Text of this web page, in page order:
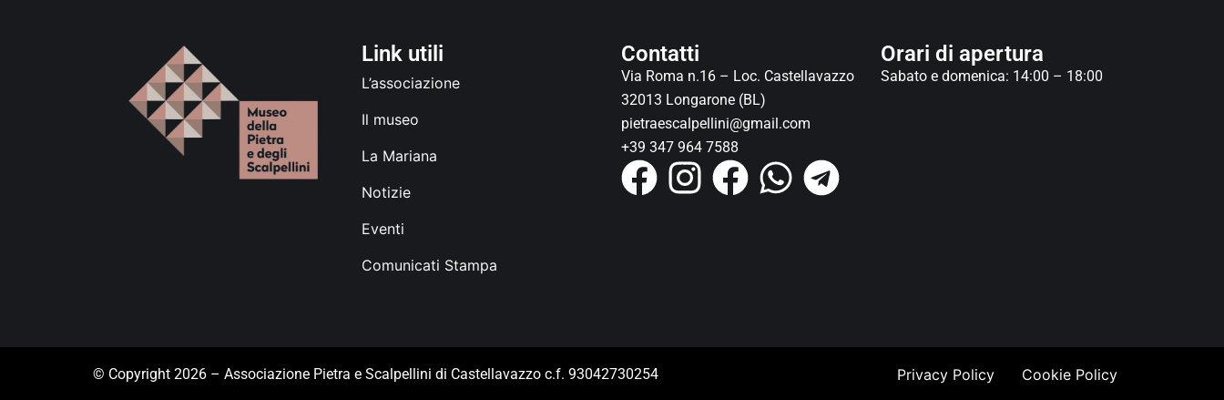
Link utili
L’associazione
Il museo
La Mariana
Notizie
Eventi
Comunicati Stampa
Contatti
Via Roma n.16 – Loc. Castellavazzo
32013 Longarone (BL)
pietraescalpellini@gmail.com
+39 347 964 7588
Orari di apertura
Sabato e domenica: 14:00 – 18:00
© Copyright 2026 – Associazione Pietra e Scalpellini di Castellavazzo c.f. 93042730254 Privacy Policy Cookie Policy